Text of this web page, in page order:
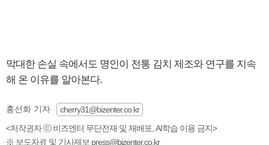
막대한 손실 속에서도 명인이 전통 김치 제조와 연구를 지속
해 온 이유를 알아본다.
홍선화 기자
cherry31@bizenter.co.kr
<저작권자 ⓒ 비즈엔터 무단전재 및 재배포, AI학습 이용 금지>
※ 보도자료 및 기사제보 press@bizenter.co.kr